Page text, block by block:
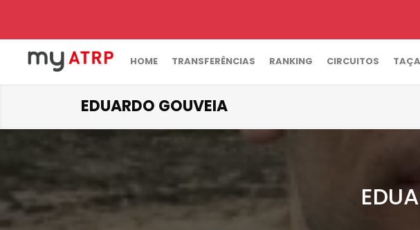
HOME TRANSFERÊNCIAS RANKING CIRCUITOS
EDUARDO GOUVEIA